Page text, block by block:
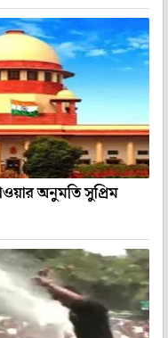
অনুমতি সুপ্রিম